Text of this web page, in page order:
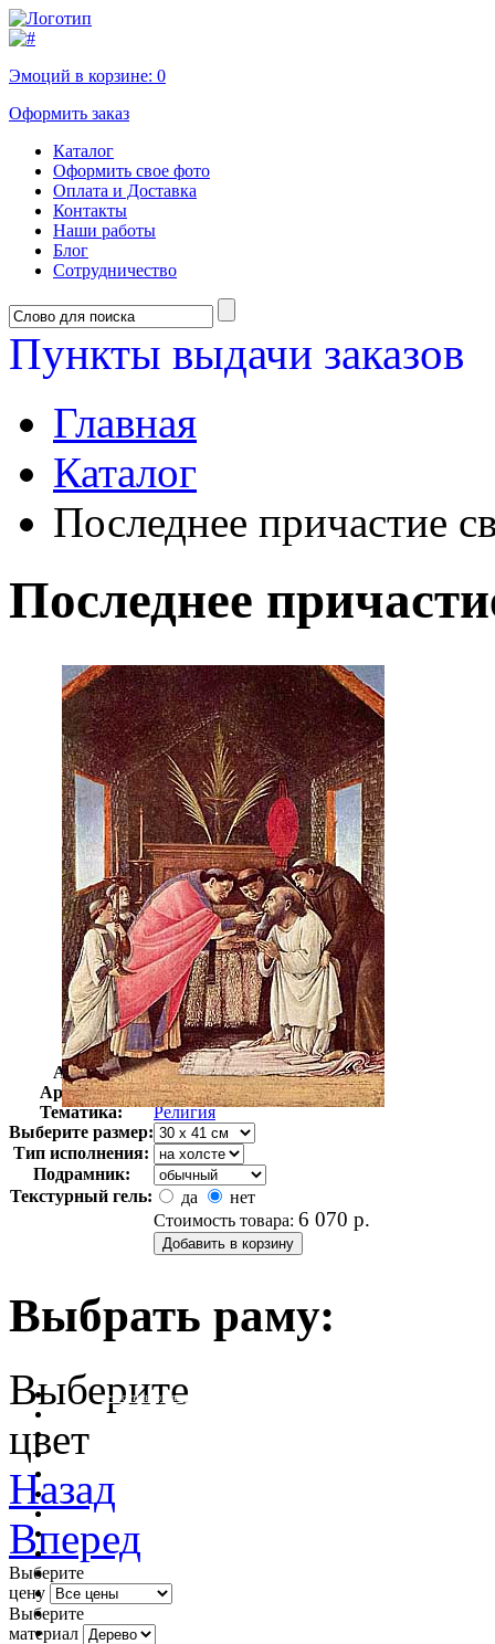
Эмоций в корзине: 0
Оформить заказ
Каталог
Оформить свое фото
Оплата и Доставка
Контакты
Наши работы
Блог
Сотрудничество
Пункты выдачи заказов
Главная
Каталог
Последнее причастие
Последнее
Автор:
Боттичелли Сандро
Арт-стиль
Итальянская живопись
Тематика:
Религия
Выберите размер:
Тип исполнения:
Подрамник:
Текстурный гель:
да
нет
Стоимость товара: 6 070 р.
Выбрать раму:
очистить фильтр цвета
Выберите
цвет
Назад
Вперед
Выберите
цену
Выберите
материал